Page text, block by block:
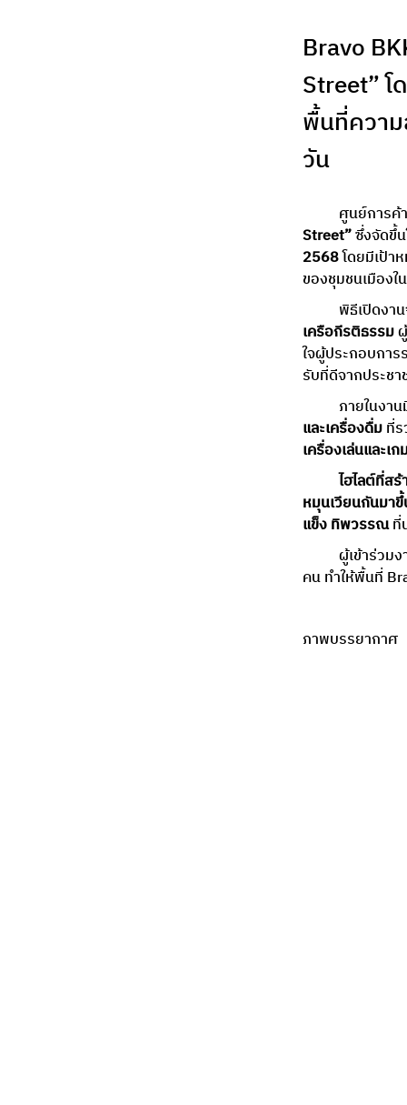
Bravo
Street”
พื้นที่ควา
วัน
ศูนย์การ
Street” ซึ่งจัดขึ้
2568 โดยมีเป้า
ของชุมชนเมือง
พิธีเปิดง
เครือกีรติธรรม
ใจผู้ประกอบกา
รับที่ดีจากประช
ภายในง
และเครื่องดื่ม ที่
เครื่องเล่นและเ
	ไฮไลต์ที่สร้างความตื่นเต้นและดึงดูดผู้ร่วมงานได้มากที่สุด คือการแสดงจากศิลปินชื่อดังที่
หมุนเวียนกันมา
แข็ง ทิพวรรณ ที่
คน ทำให้พื้นที่
ภาพบรรยากาศ